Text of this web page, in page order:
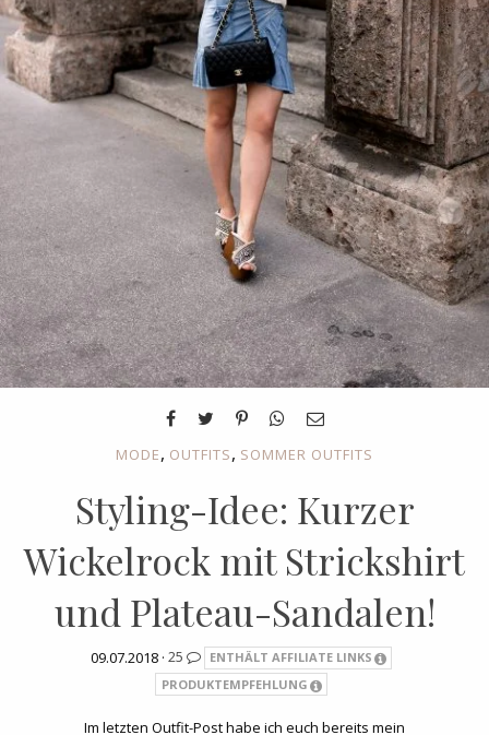
MODE, OUTFITS, SOMMER OUTFITS
Styling-Idee: Kurzer
Wickelrock mit Strickshirt
und Plateau-Sandalen!
09.07.2018 · 25
ENTHÄLT AFFILIATE LINKS
PRODUKTEMPFEHLUNG
Im letzten Outfit-Post habe ich euch bereits mein